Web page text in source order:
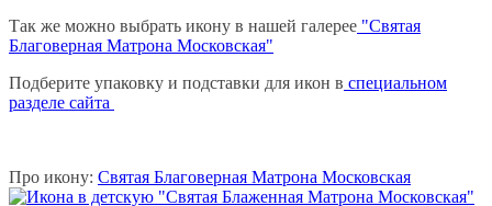
Так же можно выбрать икону в нашей галерее "Святая
Благоверная Матрона Московская"
Подберите упаковку и подставки для икон в специальном
разделе сайта
Про икону: Святая Благоверная Матрона Московская